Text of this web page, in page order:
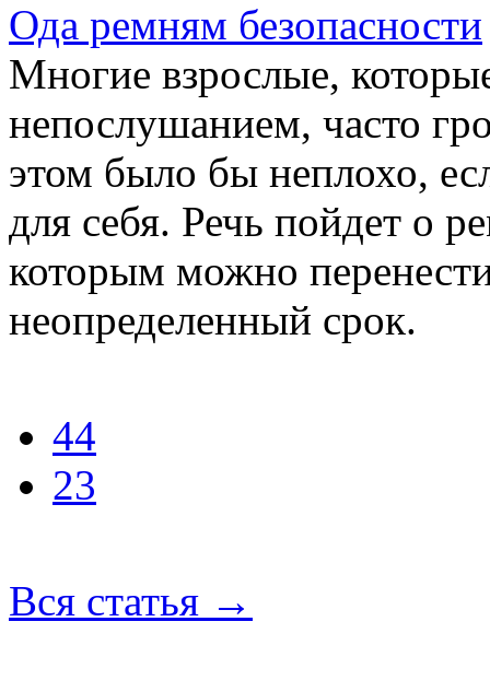
Ода ремням безопасности
Многие взрослые,
непослушанием, часто
этом было бы неплохо,
для себя. Речь пойдет о
которым можно
неопределенный срок.
44
23
Вся статья →